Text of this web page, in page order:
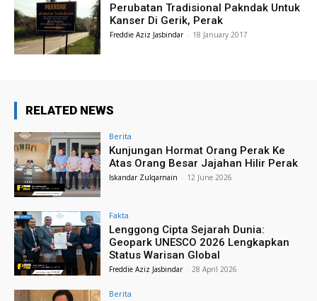
Perubatan Tradisional Pakndak Untuk
Kanser Di Gerik, Perak
Freddie Aziz Jasbindar - 18 January 2017
RELATED NEWS
Berita
Kunjungan Hormat Orang Perak Ke
Atas Orang Besar Jajahan Hilir Perak
Iskandar Zulqarnain - 12 June 2026
Fakta
Lenggong Cipta Sejarah Dunia:
Geopark UNESCO 2026 Lengkapkan
Status Warisan Global
Freddie Aziz Jasbindar - 28 April 2026
Berita